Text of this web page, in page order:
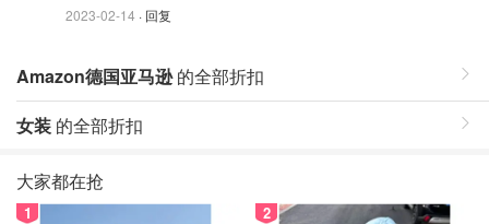
2023-02-14 · 回复
Amazon德国亚马逊的全部折扣
女装 的全部折扣
大家都在抢
1 2